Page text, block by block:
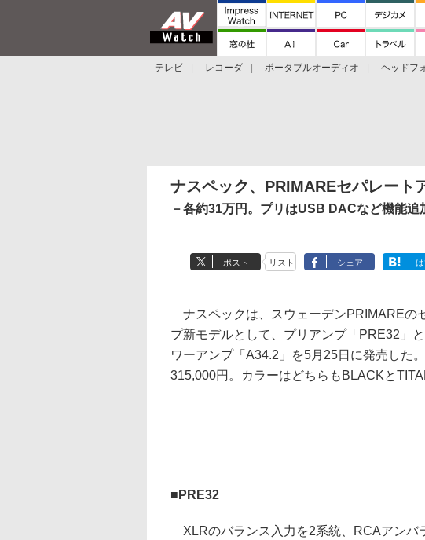
テレビ レコーダ ポータブルオーディオ ヘッドフ
ナスペック、PRIMAREセパレート
－各約31万円。プリはUSB DACなど機能追
ポスト リスト シェア
ナスペックは、スウェーデンPRIMAREの
プ新モデルとして、プリアンプ「PRE32」
ワーアンプ「A34.2」を5月25日に発売した
315,000円。カラーはどちらもBLACKと
■PRE32
XLRのバランス入力を2系統、RCAアンバ